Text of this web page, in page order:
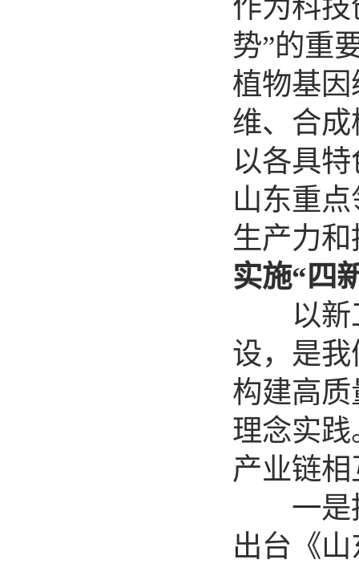
作为科
势”的重
植物基
维、合
以各具
山东重
生产力
实施“四
以新工
设，是
构建高
理念实
产业链
一是推
出台《